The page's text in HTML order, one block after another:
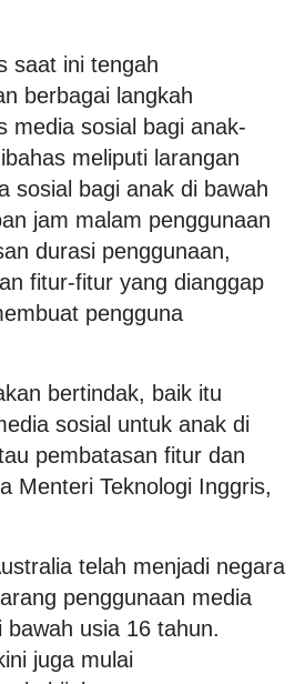
saat ini tengah
berbagai langkah
media sosial bagi anak-
meliputi larangan
sosial bagi anak di bawah
jam malam penggunaan
durasi penggunaan,
fitur-fitur yang dianggap
pengguna
bertindak, baik itu
sosial untuk anak di
pembatasan fitur dan
Menteri Teknologi Inggris,
telah menjadi negara
penggunaan media
usia 16 tahun.
juga mulai